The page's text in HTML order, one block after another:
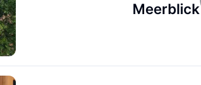
Meerblick